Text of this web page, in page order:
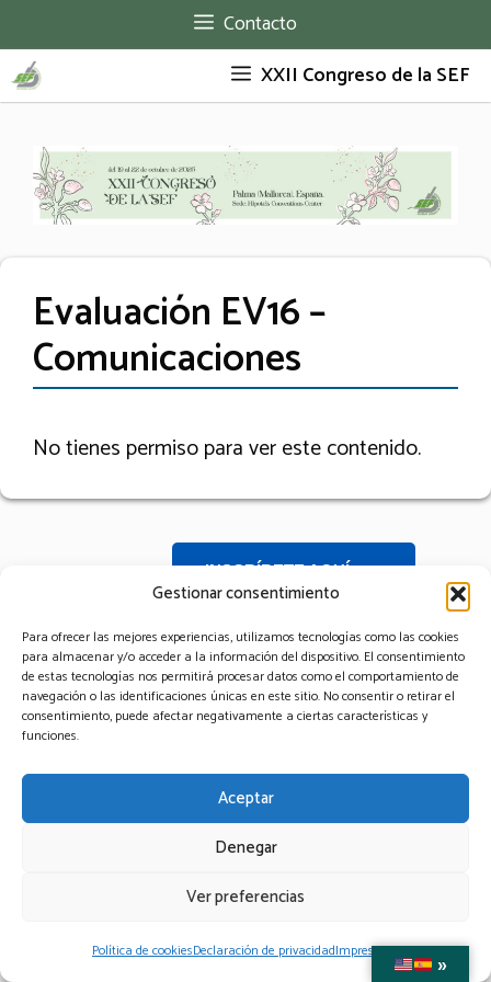
Gestionar consentimiento
Para ofrecer las mejores experiencias, utilizamos tecnologías como las cookies
para almacenar y/o acceder a la información del dispositivo. El consentimiento
de estas tecnologías nos permitirá procesar datos como el comportamiento de
navegación o las identificaciones únicas en este sitio. No consentir o retirar el
consentimiento, puede afectar negativamente a ciertas características y
funciones.
Aceptar
Denegar
Ver preferencias
Política de cookiesDeclaración de privacidadImpressum
al
contenido
Contacto
XXII Congreso de la SEF
Evaluación EV16 –
Comunicaciones
No tienes permiso para ver este contenido.
INSCRÍBETE AQUÍ
Política de Privacidad|Aviso Legal|Política de
Cookies|Contacto
XXII CONGRESO DE LA SEF
»